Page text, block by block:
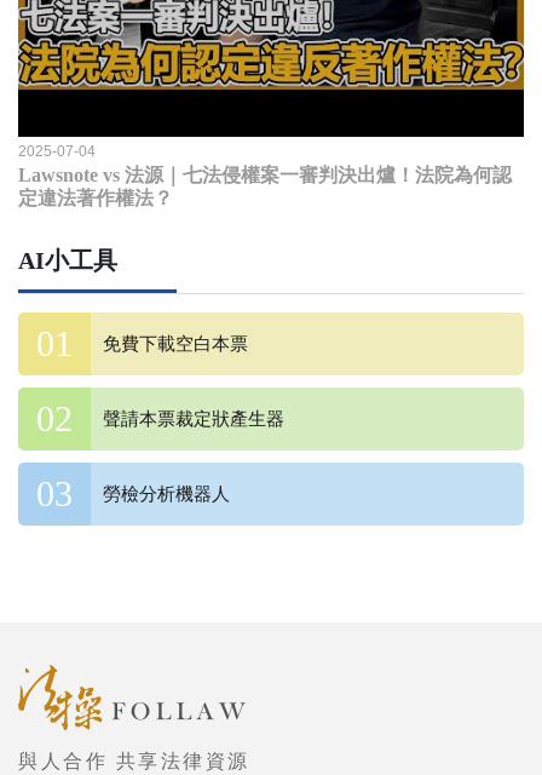
2025-07-04
Lawsnote vs 法源｜七法侵權案一審判決出爐！法院為何認
定違法著作權法？
AI小工具
免費下載空白本票
聲請本票裁定狀產生器
勞檢分析機器人
與人合作 共享法律資源